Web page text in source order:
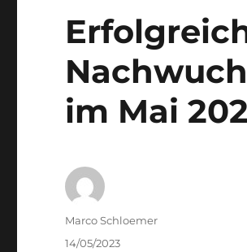
im Mai
Autor
Marco Schloemer
Veröffentlicht
14/05/2023